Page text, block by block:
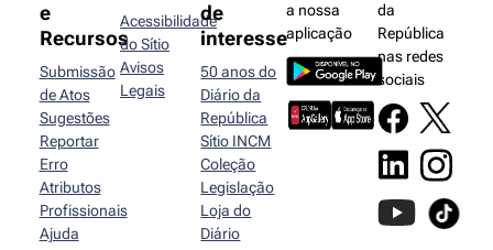
e
Recursos
Submissão
de Atos
Sugestões
Reportar
Erro
Atributos
Profissionais
Ajuda
Acessibilidade
do Sítio
Avisos
Legais
de
interesse
50 anos do
Diário da
República
Sítio INCM
Coleção
Legislação
Loja do
Diário
a nossa
aplicação
da
República
nas redes
sociais